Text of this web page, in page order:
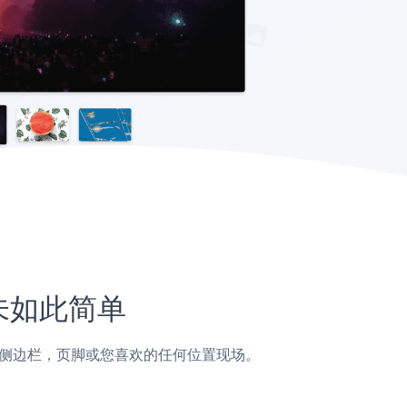
此简单
栏，页脚或您喜欢的任何位置现场。